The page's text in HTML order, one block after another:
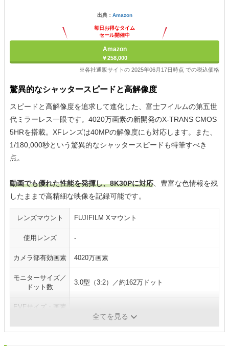
出典： Amazon
毎日お得なタイム
セール開催中
Amazon
￥258,000
※各社通販サイトの 2025年06月17日時点 での税込価格
驚異的なシャッタースピードと高解像度
スピードと高解像度を追求して進化した、富士フイルムの第五世
代ミラーレス一眼です。4020万画素の新開発のX-TRANS CMOS
5HRを搭載。XFレンズは40MPの解像度にも対応します。また、
1/180,000秒という驚異的なシャッタースピードも特筆すべき
点。
動画でも優れた性能を発揮し、8K30Pに対応、豊富な色情報を残
したままで高精細な映像を記録可能です。
レンズマウント FUJIFILM Xマウント
使用レンズ -
カメラ部有効画素 4020万画素
モニターサイズ／
ドット数
3.0型（3:2）／約162万ドット
EVFサイズ・画素
3.0型／約576万ドット
全てを見る